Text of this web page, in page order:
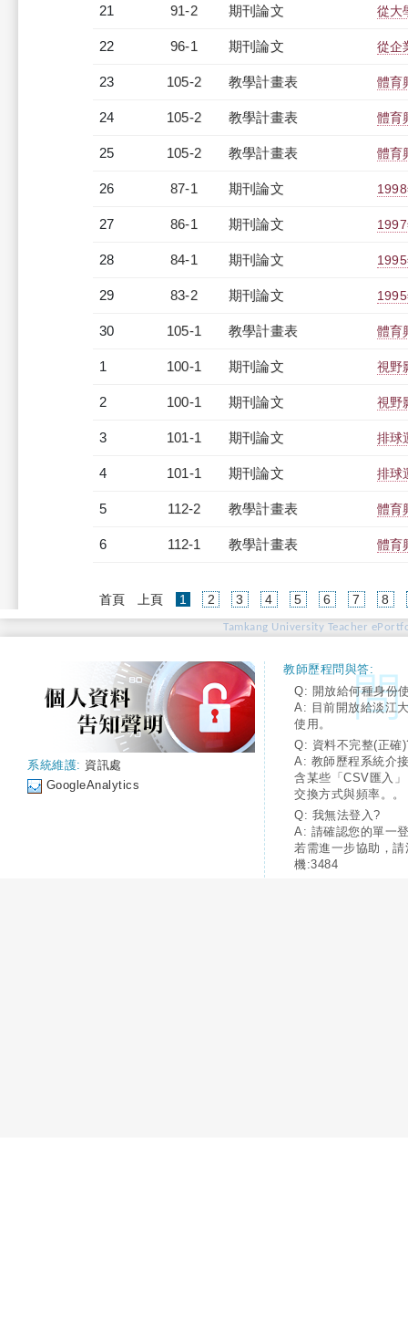
21 91-2 期刊論文 從大
22 96-1 期刊論文 從企
23 105-2 教學計畫表 體育
24 105-2 教學計畫表 體育
25 105-2 教學計畫表 體育
26 87-1 期刊論文
27 86-1 期刊論文
28 84-1 期刊論文
29 83-2 期刊論文
30 105-1 教學計畫表 體育
1 100-1 期刊論文 視野
2 100-1 期刊論文 視野
3 101-1 期刊論文 排球
4 101-1 期刊論文 排球
5 112-2 教學計畫表 體育
6 112-1 教學計畫表 體育
首頁 上頁 1 (current)
2 3 4 5 6 7 8
Tamkang University Teacher
系統維護: 資訊處
GoogleAnalytics
教師歷程問與答:
Q: 開放給何種身份
A: 目前開放給淡江
使用。
Q: 資料不完整(正確
A: 教師歷程系統介
含某些「CSV匯入
交換方式與頻率。。
Q: 我無法登入?
A: 請確認您的單一
若需進一步協助，
機:3484